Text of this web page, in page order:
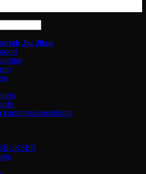
Jiu Jitsu
kompressionsshorts